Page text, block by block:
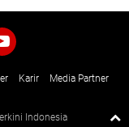
Karir
Media Partner
Indonesia